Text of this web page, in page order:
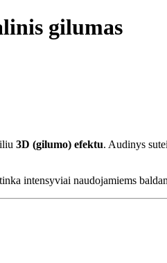
gilumas
3D (gilumo) efektu. Audinys
intensyviai naudojamiems